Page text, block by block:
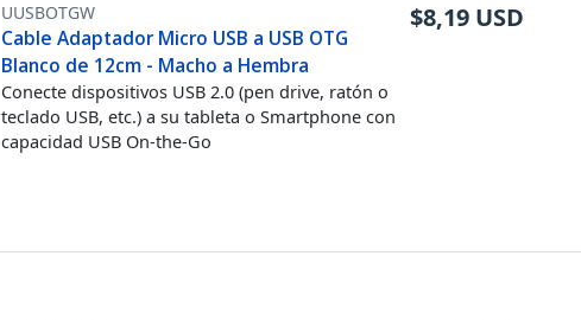
UUSBOTGW
Cable Adaptador Micro USB a USB OTG
Blanco de 12cm - Macho a Hembra
Conecte dispositivos USB 2.0 (pen drive, ratón o
teclado USB, etc.) a su tableta o Smartphone con
capacidad USB On-the-Go
$8,19 USD